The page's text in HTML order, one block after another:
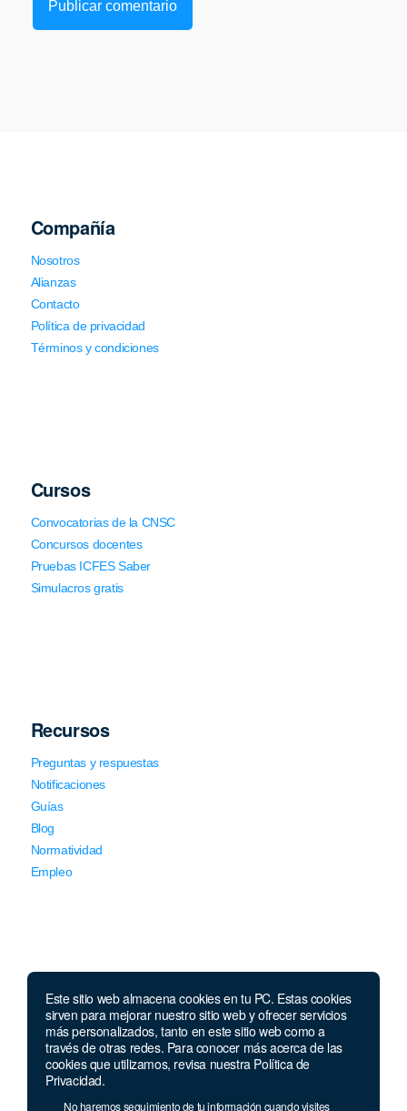
Este sitio web almacena cookies en tu PC. Estas cookies
sirven para mejorar nuestro sitio web y ofrecer servicios
más personalizados, tanto en este sitio web como a
través de otras redes. Para conocer más acerca de las
cookies que utilizamos, revisa nuestra Política de
Privacidad.
No haremos seguimiento de tu información cuando visites
Compañía
Nosotros
Alianzas
Contacto
Política de privacidad
Términos y condiciones
Cursos
Convocatorias de la CNSC
Concursos docentes
Pruebas ICFES Saber
Simulacros gratis
Recursos
Preguntas y respuestas
Notificaciones
Guías
Blog
Normatividad
Empleo
Llámanos
Lunes a jueves de 7 a.m.
a 5:00 p.m. Viernes de
7 a.m. a 4 p.m. Sábados de 8 a.m. a 2 p.m.